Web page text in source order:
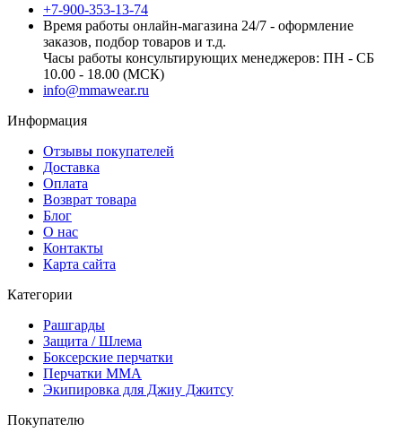
+7-900-353-13-74
Время работы онлайн-магазина 24/7 - оформление
заказов, подбор товаров и т.д.
Часы работы консультирующих менеджеров: ПН - СБ
10.00 - 18.00 (МСК)
info@mmawear.ru
Информация
Отзывы покупателей
Доставка
Оплата
Возврат товара
Блог
О нас
Контакты
Карта сайта
Категории
Рашгарды
Защита / Шлема
Боксерские перчатки
Перчатки ММА
Экипировка для Джиу Джитсу
Покупателю